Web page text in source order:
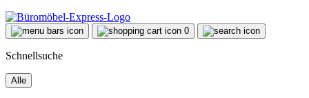
0
Schnellsuche
Alle